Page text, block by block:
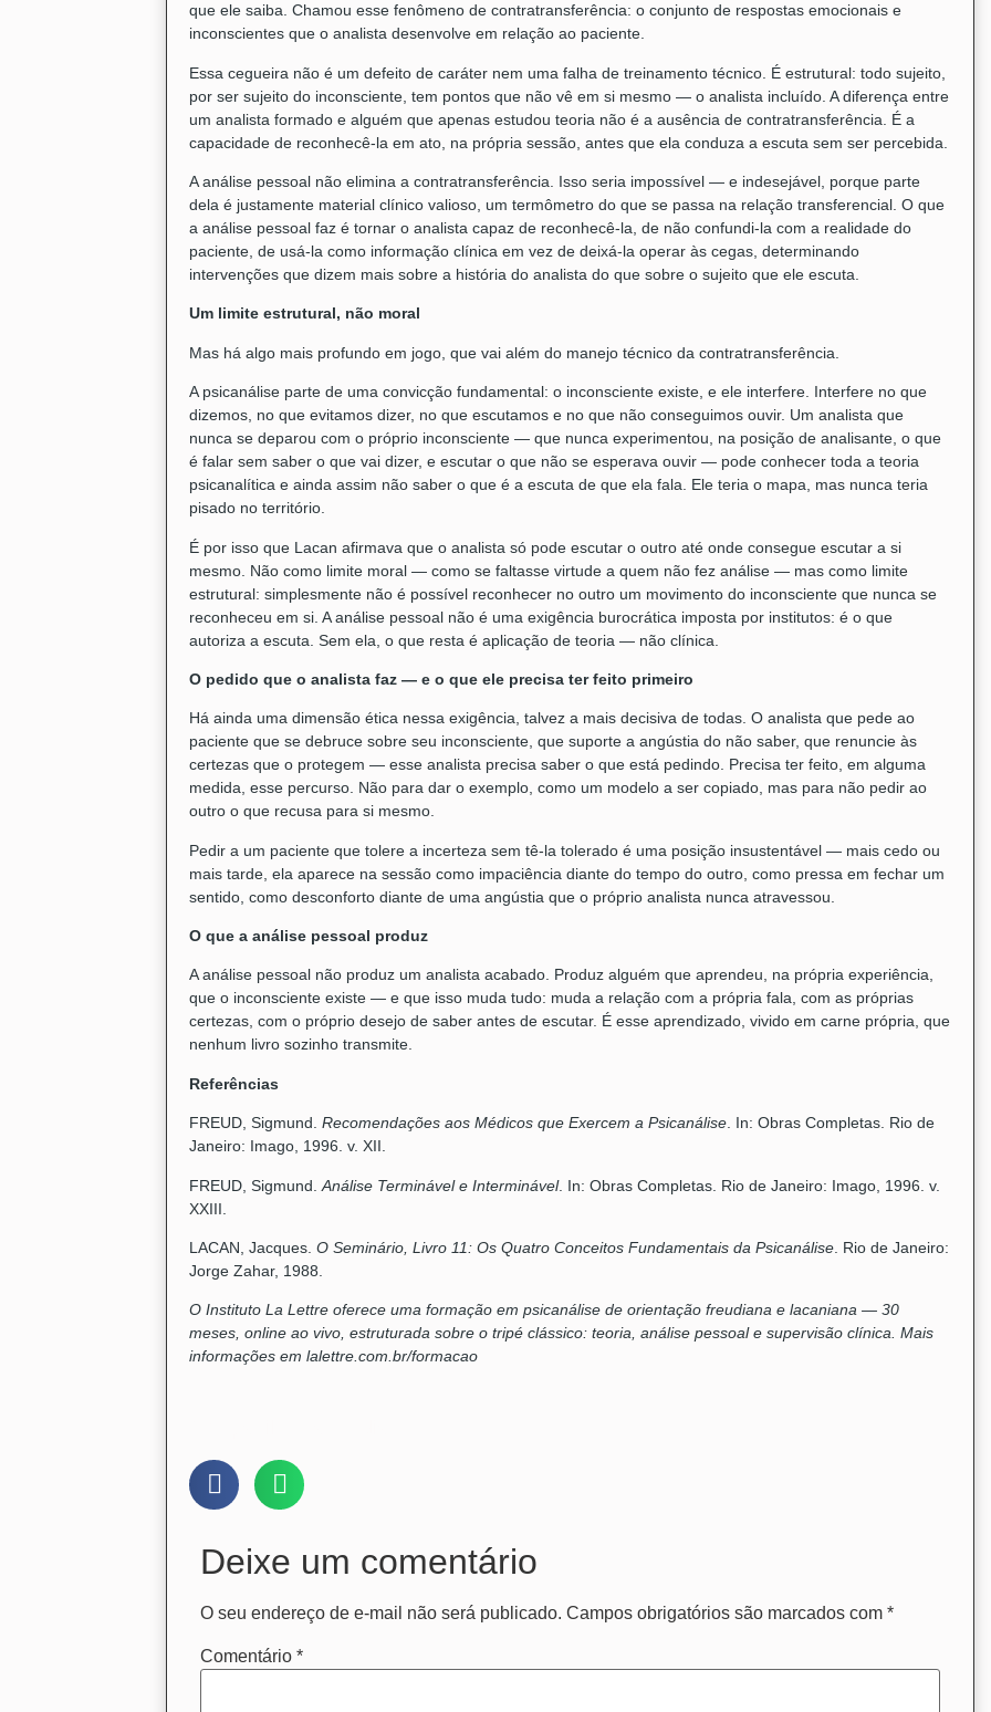
que ele saiba. Chamou esse fenômeno de contratransferência: o conjunto de respostas emocionais e
inconscientes que o analista desenvolve em relação ao paciente.
Essa cegueira não é um defeito de caráter nem uma falha de treinamento técnico. É estrutural: todo sujeito,
por ser sujeito do inconsciente, tem pontos que não vê em si mesmo — o analista incluído. A diferença entre
um analista formado e alguém que apenas estudou teoria não é a ausência de contratransferência. É a
capacidade de reconhecê-la em ato, na própria sessão, antes que ela conduza a escuta sem ser percebida.
A análise pessoal não elimina a contratransferência. Isso seria impossível — e indesejável, porque parte
dela é justamente material clínico valioso, um termômetro do que se passa na relação transferencial. O que
a análise pessoal faz é tornar o analista capaz de reconhecê-la, de não confundi-la com a realidade do
paciente, de usá-la como informação clínica em vez de deixá-la operar às cegas, determinando
intervenções que dizem mais sobre a história do analista do que sobre o sujeito que ele escuta.
Um limite estrutural, não moral
Mas há algo mais profundo em jogo, que vai além do manejo técnico da contratransferência.
A psicanálise parte de uma convicção fundamental: o inconsciente existe, e ele interfere. Interfere no que
dizemos, no que evitamos dizer, no que escutamos e no que não conseguimos ouvir. Um analista que
nunca se deparou com o próprio inconsciente — que nunca experimentou, na posição de analisante, o que
é falar sem saber o que vai dizer, e escutar o que não se esperava ouvir — pode conhecer toda a teoria
psicanalítica e ainda assim não saber o que é a escuta de que ela fala. Ele teria o mapa, mas nunca teria
pisado no território.
É por isso que Lacan afirmava que o analista só pode escutar o outro até onde consegue escutar a si
mesmo. Não como limite moral — como se faltasse virtude a quem não fez análise — mas como limite
estrutural: simplesmente não é possível reconhecer no outro um movimento do inconsciente que nunca se
reconheceu em si. A análise pessoal não é uma exigência burocrática imposta por institutos: é o que
autoriza a escuta. Sem ela, o que resta é aplicação de teoria — não clínica.
O pedido que o analista faz — e o que ele precisa ter feito primeiro
Há ainda uma dimensão ética nessa exigência, talvez a mais decisiva de todas. O analista que pede ao
paciente que se debruce sobre seu inconsciente, que suporte a angústia do não saber, que renuncie às
certezas que o protegem — esse analista precisa saber o que está pedindo. Precisa ter feito, em alguma
medida, esse percurso. Não para dar o exemplo, como um modelo a ser copiado, mas para não pedir ao
outro o que recusa para si mesmo.
Pedir a um paciente que tolere a incerteza sem tê-la tolerado é uma posição insustentável — mais cedo ou
mais tarde, ela aparece na sessão como impaciência diante do tempo do outro, como pressa em fechar um
sentido, como desconforto diante de uma angústia que o próprio analista nunca atravessou.
O que a análise pessoal produz
A análise pessoal não produz um analista acabado. Produz alguém que aprendeu, na própria experiência,
que o inconsciente existe — e que isso muda tudo: muda a relação com a própria fala, com as próprias
certezas, com o próprio desejo de saber antes de escutar. É esse aprendizado, vivido em carne própria, que
nenhum livro sozinho transmite.
Referências
FREUD, Sigmund. Recomendações aos Médicos que Exercem a Psicanálise. In: Obras Completas. Rio de
Janeiro: Imago, 1996. v. XII.
FREUD, Sigmund. Análise Terminável e Interminável. In: Obras Completas. Rio de Janeiro: Imago, 1996. v.
XXIII.
LACAN, Jacques. O Seminário, Livro 11: Os Quatro Conceitos Fundamentais da Psicanálise . Rio de Janeiro:
Jorge Zahar, 1988.
O Instituto La Lettre oferece uma formação em psicanálise de orientação freudiana e lacaniana — 30
meses, online ao vivo, estruturada sobre o tripé clássico: teoria, análise pessoal e supervisão clínica. Mais
informações em lalettre.com.br/formacao
Deixe um comentário
O seu endereço de e-mail não será publicado. Campos obrigatórios são marcados com *
Comentário *